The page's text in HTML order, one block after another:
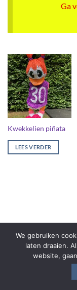
Ga
Kwekkelien piñata
LEES VERDER
We gebruiken
laten draaien.
website,